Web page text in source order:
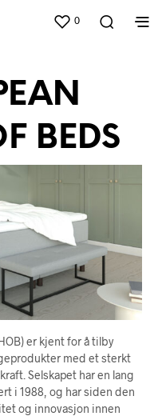
0
BEDS
er kjent for å tilby
med et sterkt
Selskapet har en lang
i 1988, og har siden den
og innovasjon innen